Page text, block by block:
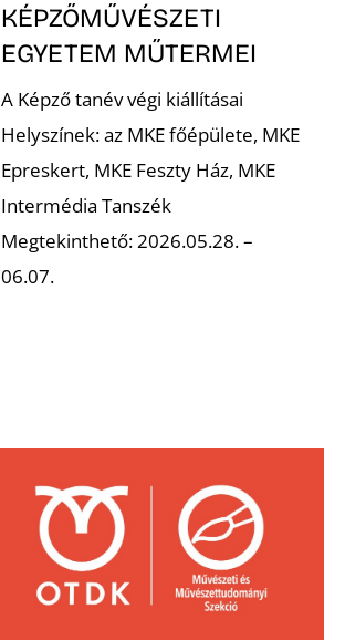
KÉPZŐMŰVÉSZETI
EGYETEM MŰTERMEI
A Képző tanév végi kiállításai
Helyszínek: az MKE főépülete, MKE
Epreskert, MKE Feszty Ház, MKE
Intermédia Tanszék
Megtekinthető: 2026.05.28. –
06.07.